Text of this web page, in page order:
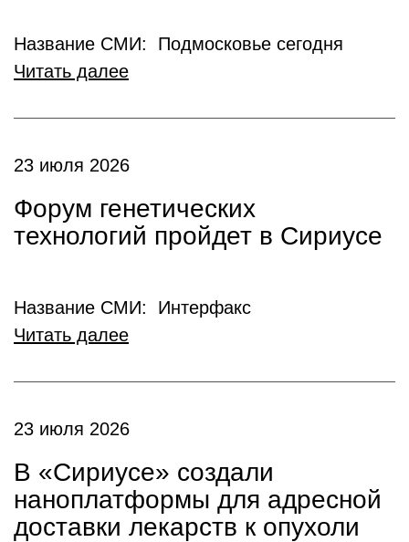
Название СМИ: Подмосковье сегодня
Читать далее
23 июля 2026
Форум генетических
технологий пройдет в Сириусе
Название СМИ: Интерфакс
Читать далее
23 июля 2026
В «Сириусе» создали
наноплатформы для адресной
доставки лекарств к опухоли